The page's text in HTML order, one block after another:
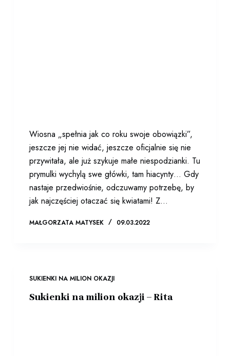
Wiosna „spełnia jak co roku swoje obowiązki”,
jeszcze jej nie widać, jeszcze oficjalnie się nie
przywitała, ale już szykuje małe niespodzianki. Tu
prymulki wychylą swe główki, tam hiacynty… Gdy
nastaje przedwiośnie, odczuwamy potrzebę, by
jak najczęściej otaczać się kwiatami! Z…
MAŁGORZATA MATYSEK 09.03.2022
SUKIENKI NA MILION OKAZJI
Sukienki na milion okazji – Rita